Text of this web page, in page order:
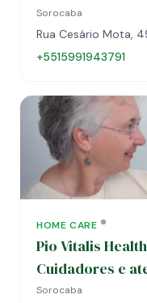
Saúde
Sorocaba
Rua Cesário Mota,
+5515991943791
HOME CARE
Pio Vitalis
Cuidadores e
Saúde
Sorocaba